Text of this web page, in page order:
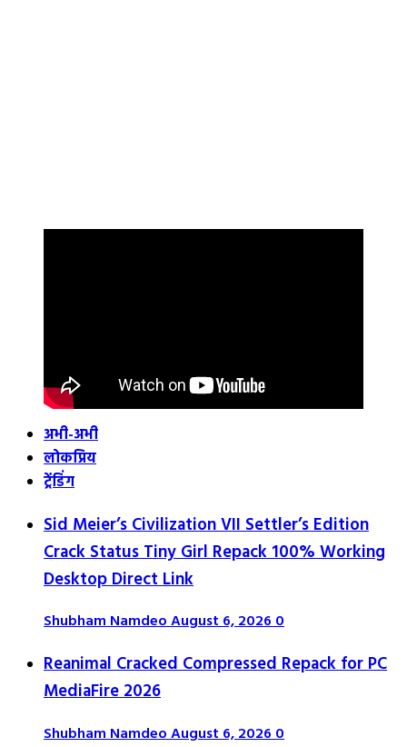
अभी-अभी
लोकप्रिय
ट्रेंडिंग
Sid Meier’s Civilization VII Settler’s Edition
Crack Status Tiny Girl Repack 100% Working
Desktop Direct Link
Shubham NamdeoAugust 6, 20260
Reanimal Cracked Compressed Repack for PC
MediaFire 2026
Shubham NamdeoAugust 6, 20260